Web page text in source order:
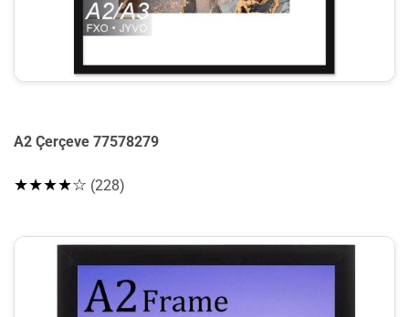
A2 Çerçeve 77578279
★★★★☆ (228)